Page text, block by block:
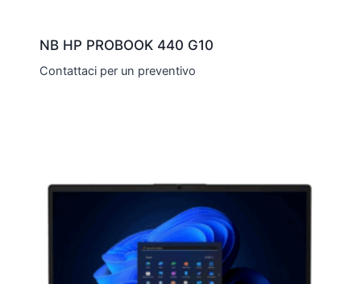
NB HP PROBOOK 440 G10
Contattaci per un preventivo